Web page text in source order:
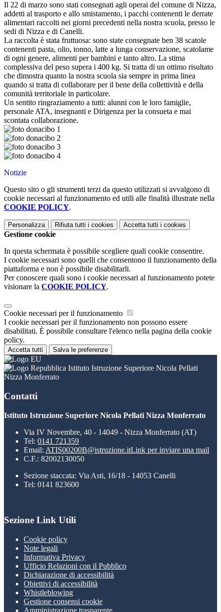
Il 22 di marzo sono stati consegnati agli operai del comune di Nizza,
addetti al trasporto e allo smistamento, i pacchi contenenti le derrate
alimentari raccolti nei giorni precedenti nella nostra scuola, presso le
sedi di Nizza e di Canelli.
La raccolta è stata fruttuosa: sono state consegnate ben 38 scatole
contenenti pasta, olio, tonno, latte a lunga conservazione, scatolame
di ogni genere, alimenti per bambini e tanto altro. La stima
complessiva del peso supera i 400 kg. Si tratta di un ottimo risultato
che dimostra quanto la nostra scuola sia sempre in prima linea
quando si tratta di collaborare per il bene della collettività e della
comunità territoriale in particolare.
Un sentito ringraziamento a tutti: alunni con le loro famiglie,
personale ATA, insegnanti e Dirigenza per la consueta e mai
scontata collaborazione.
Notizie
Questo sito o gli strumenti terzi da questo utilizzati si avvalgono di
cookie necessari al funzionamento ed utili alle finalità illustrate nella
COOKIE POLICY.
Personalizza Rifiuta tutti i cookies Accetta tutti i cookies
Gestione cookie
In questa schermata è possibile scegliere quali cookie consentire.
I cookie necessari sono quelli che consentono il funzionamento della
piattaforma e non è possibile disabilitarli.
Per conoscere quali sono i cookie necessari al funzionamento potete
visionare la COOKIE POLICY.
Cookie necessari per il funzionamento
I cookie necessari per il funzionamento non possono essere
disabilitati. È possibile consultare l'elenco nella pagina della cookie
policy.
Accetta tutti Salva le preferenze
Istituto Istruzione Superiore Nicola Pellati
Nizza Monferrato
Contatti
Istituto Istruzione Superiore Nicola Pellati Nizza Monferrato
Via IV Novembre, 40 - 14049 - Nizza Monferrato (AT)
Tel: 0141 721359
Email: ATIS00200B@istruzione.itLink per inviare una mail
C.F.: 82002130050
Sezione staccata: Via Asti, 16/18 - 14053 Canelli
Tel: 0141 823600
Sezione Link Utili
Cookie policy
Note legali
Informativa Privacy
Ufficio Relazioni con il Pubblico
Dichiarazione di accessibilità
Obiettivi di accessibilità
Whistleblowing
Gestione consensi cookie
Amministrazione trasparente